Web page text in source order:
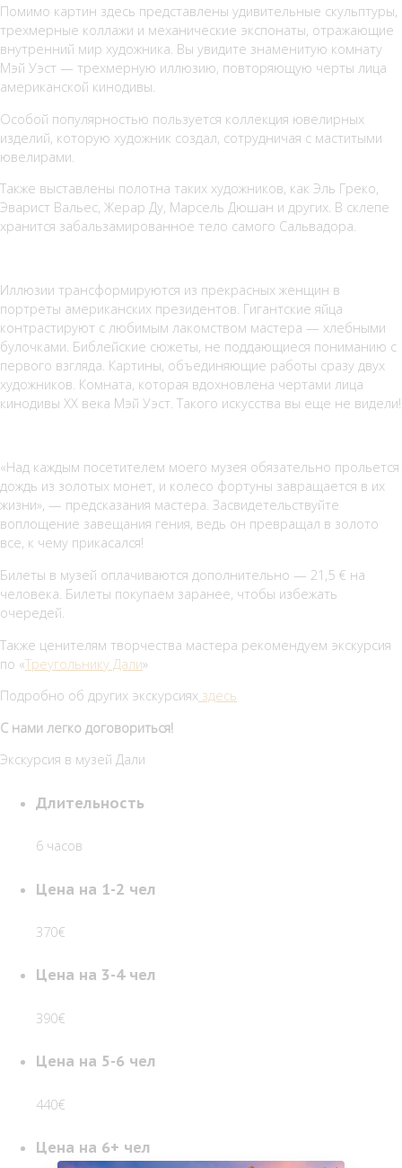
Помимо картин здесь представлены удивительные скульптуры,
трехмерные коллажи и механические экспонаты, отражающие
внутренний мир художника. Вы увидите знаменитую комнату
Мэй Уэст — трехмерную иллюзию, повторяющую черты лица
американской кинодивы.
Особой популярностью пользуется коллекция ювелирных
изделий, которую художник создал, сотрудничая с маститыми
ювелирами.
Также выставлены полотна таких художников, как Эль Греко,
Эварист Вальес, Жерар Ду, Марсель Дюшан и других. В склепе
хранится забальзамированное тело самого Сальвадора.
Иллюзии трансформируются из прекрасных женщин в
портреты американских президентов. Гигантские яйца
контрастируют с любимым лакомством мастера — хлебными
булочками. Библейские сюжеты, не поддающиеся пониманию с
первого взгляда. Картины, объединяющие работы сразу двух
художников. Комната, которая вдохновлена чертами лица
кинодивы XX века Мэй Уэст. Такого искусства вы еще не видели!
«Над каждым посетителем моего музея обязательно прольется
дождь из золотых монет, и колесо фортуны завращается в их
жизни», — предсказания мастера. Засвидетельствуйте
воплощение завещания гения, ведь он превращал в золото
все, к чему прикасался!
Билеты в музей оплачиваются дополнительно — 21,5 € на
человека. Билеты покупаем заранее, чтобы избежать
очередей.
Также ценителям творчества мастера рекомендуем экскурсия
по «Треугольнику Дали»
Подробно об других экскурсиях здесь
С нами легко договориться!
Экскурсия в музей Дали
Длительность
6 часов
Цена на 1-2 чел
370€
Цена на 3-4 чел
390€
Цена на 5-6 чел
440€
Цена на 6+ чел